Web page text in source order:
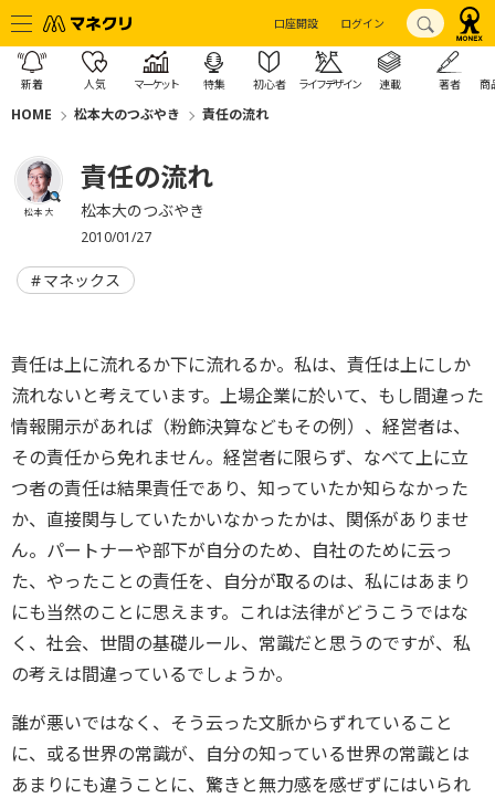
口座開設 ログイン
新着 人気 マーケット 特集 初心者 ライフデザイン 連載 著者 商
HOME 松本大のつぶやき 責任の流れ
松本 大
責任の流れ
松本大のつぶやき
2010/01/27
マネックス
責任は上に流れるか下に流れるか。私は、責任は上にしか
流れないと考えています。上場企業に於いて、もし間違った
情報開示があれば（粉飾決算などもその例）、経営者は、
その責任から免れません。経営者に限らず、なべて上に立
つ者の責任は結果責任であり、知っていたか知らなかった
か、直接関与していたかいなかったかは、関係がありませ
ん。パートナーや部下が自分のため、自社のために云っ
た、やったことの責任を、自分が取るのは、私にはあまり
にも当然のことに思えます。これは法律がどうこうではな
く、社会、世間の基礎ルール、常識だと思うのですが、私
の考えは間違っているでしょうか。
誰が悪いではなく、そう云った文脈からずれていること
に、或る世界の常識が、自分の知っている世界の常識とは
あまりにも違うことに、驚きと無力感を感ぜずにはいられ